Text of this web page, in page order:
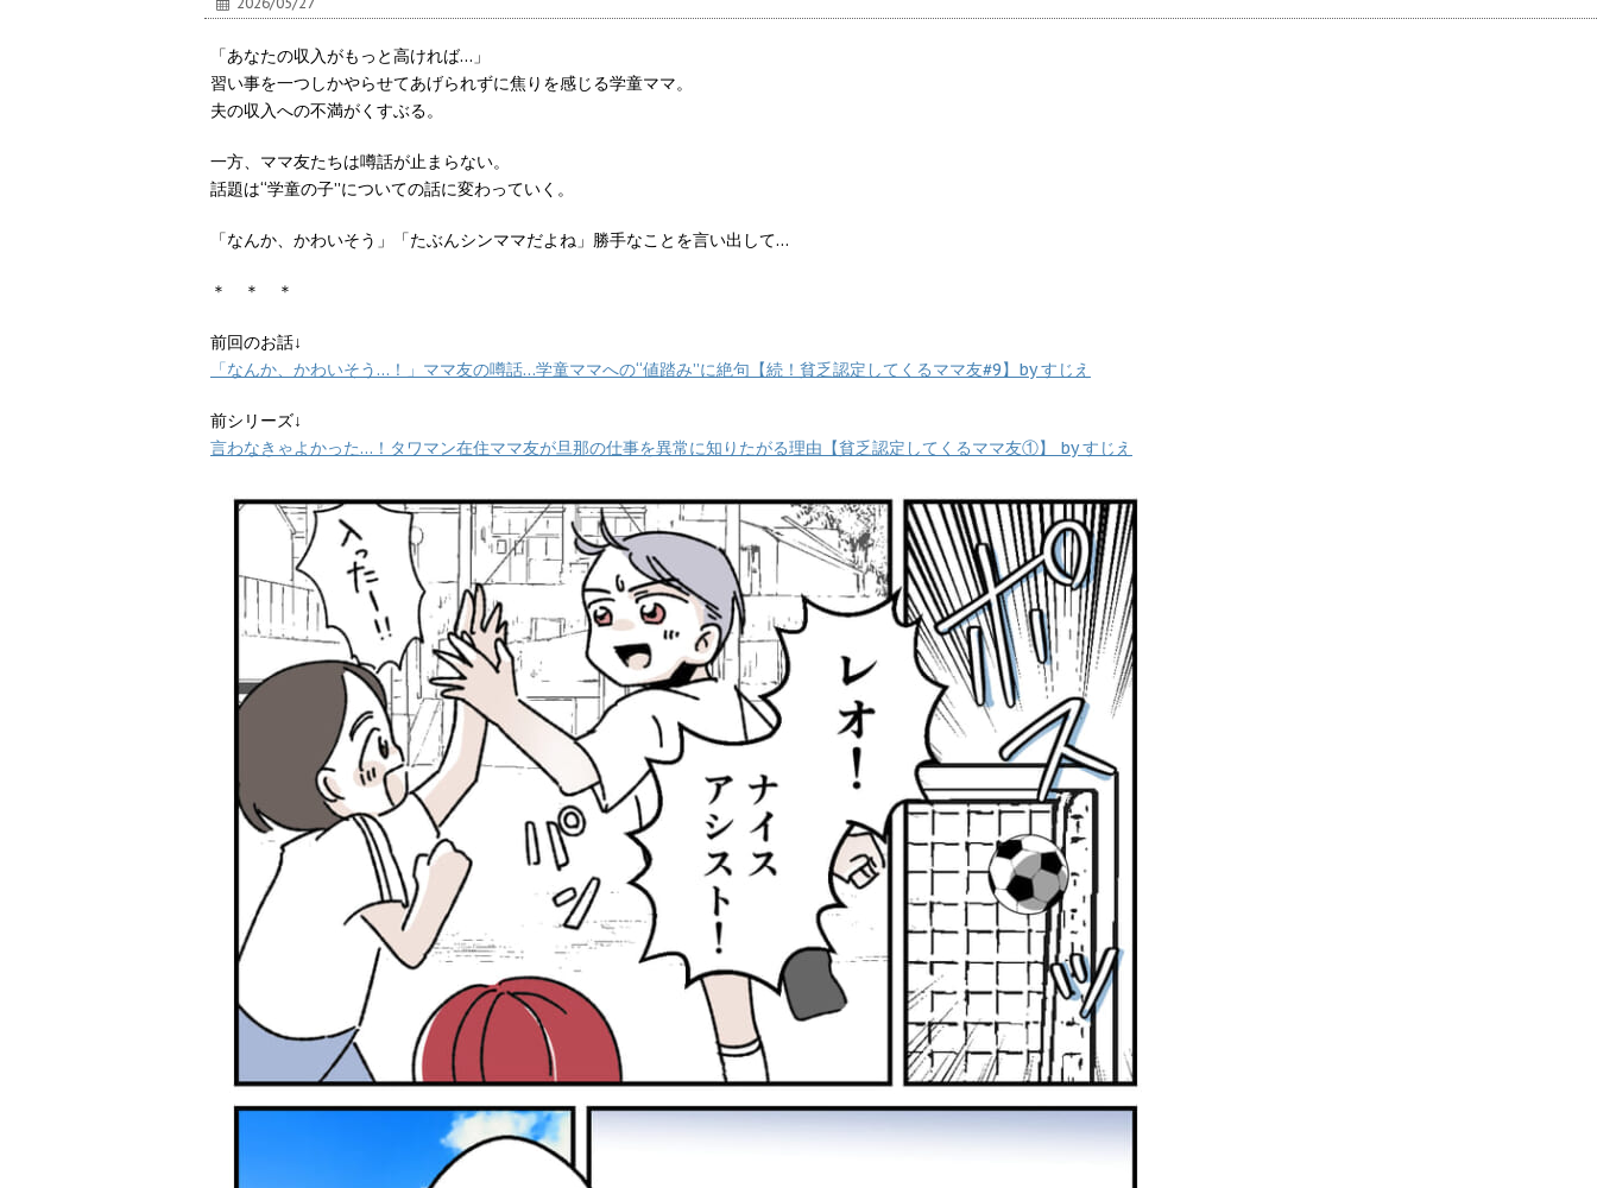
「あなたの収入がもっと高ければ…」
習い事を一つしかやらせてあげられずに焦りを感じる学童ママ。
夫の収入への不満がくすぶる。
一方、ママ友たちは噂話が止まらない。
話題は“学童の子”についての話に変わっていく。
「なんか、かわいそう」「たぶんシンママだよね」勝手なことを言い出して…
＊ ＊ ＊
前回のお話↓
「なんか、かわいそう…！」ママ友の噂話…学童ママへの“値踏み”に絶句【続！貧乏認定してくるママ友#9】by すじえ
前シリーズ↓
言わなきゃよかった…！タワマン在住ママ友が旦那の仕事を異常に知りたがる理由【貧乏認定してくるママ友①】 by すじえ